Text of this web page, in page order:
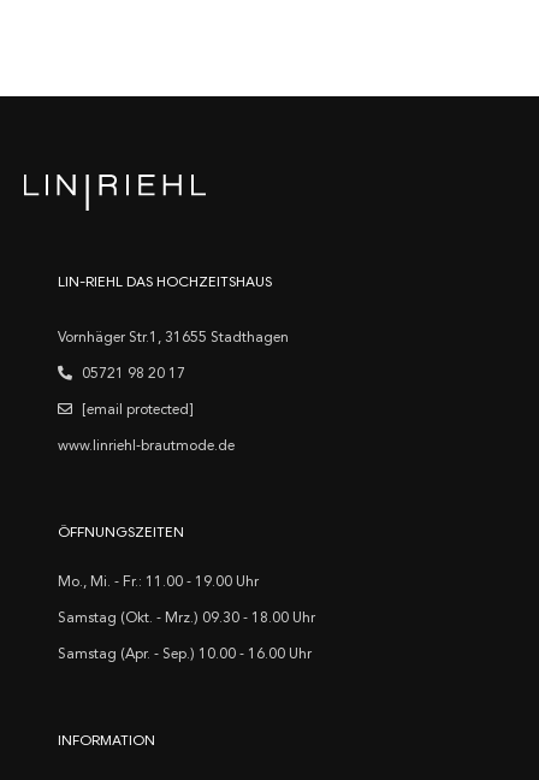
LIN-RIEHL DAS HOCHZEITSHAUS
Vornhäger Str.1, 31655 Stadthagen
05721 98 20 17
[email protected]
www.linriehl-brautmode.de
ÖFFNUNGSZEITEN
Mo., Mi. - Fr.: 11.00 - 19.00 Uhr
Samstag (Okt. - Mrz.) 09.30 - 18.00 Uhr
Samstag (Apr. - Sep.) 10.00 - 16.00 Uhr
INFORMATION